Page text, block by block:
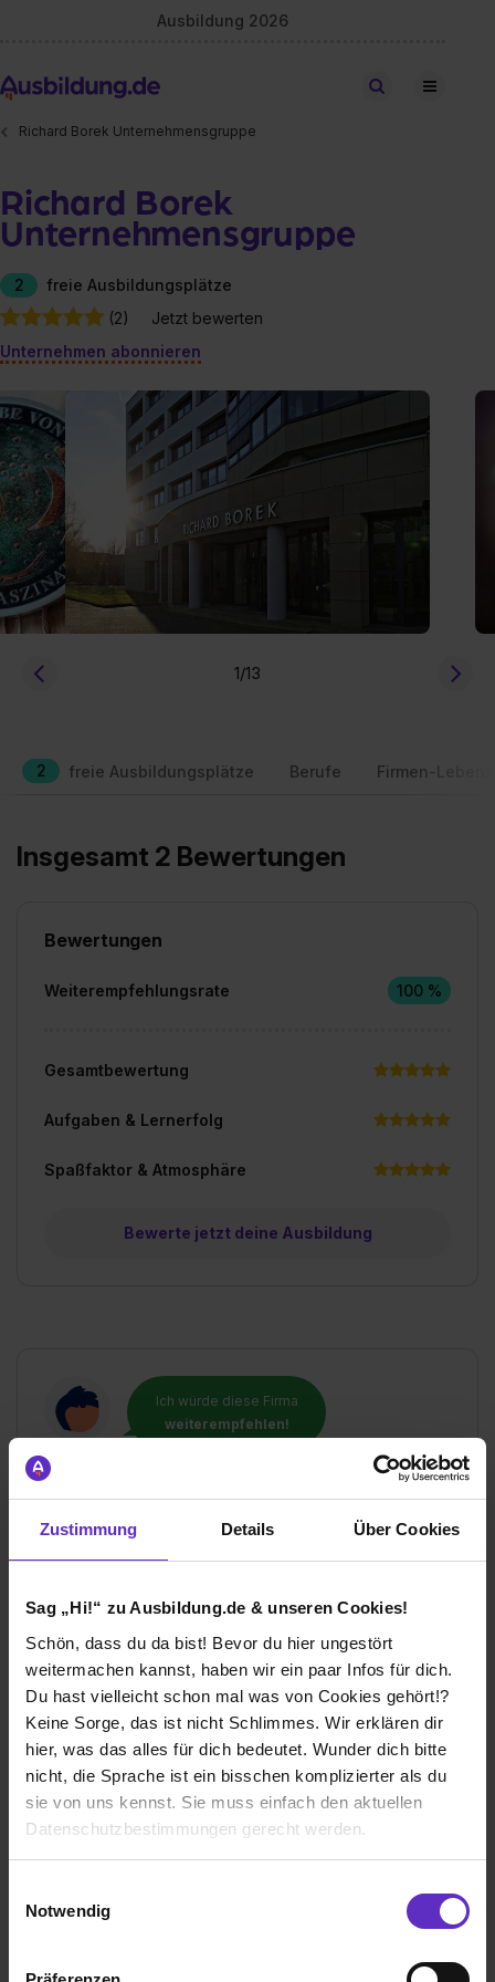
Zustimmung Details Über Cookies
Sag „Hi!“ zu Ausbildung.de & unseren Cookies!
Schön, dass du da bist! Bevor du hier ungestört
weitermachen kannst, haben wir ein paar Infos für dich.
Du hast vielleicht schon mal was von Cookies gehört!?
Keine Sorge, das ist nicht Schlimmes. Wir erklären dir
hier, was das alles für dich bedeutet. Wunder dich bitte
nicht, die Sprache ist ein bisschen komplizierter als du
sie von uns kennst. Sie muss einfach den aktuellen
Datenschutzbestimmungen gerecht werden.
Notwendig
Ausbildung 2026
Stellen finden
Richard Borek Unternehmensgruppe
Richard Borek
Unternehmensgruppe
2
freie Ausbildungsplätze
(2)
Jetzt bewerten
Unternehmen abonnieren
1/13
2 freie Ausbildungsplätze Berufe Firmen-
Insgesamt 2 Bewertungen
Ich würde diese Firma
weiterempfehlen!
Die Aufgaben sind vielfältig und keineswegs langweilig.
Wie gefällt dir dein Ausbildungsberuf?
Bisher gefällt mir mein Ausbildungsberuf sehr gut, ich
denke dass es ein Berufsfeld mit Zukunft ist und die
Lehrinhalte dementsprechend sinnvoll festgelegt
wurden.
Richard Borek Unternehmensgruppe
7 Std. pro Tag
Bewertungen
Weiterempfehlungsrate 100 %
Gesamtbewertung
Aufgaben & Lernerfolg
Spaßfaktor & Atmosphäre
Bewerte jetzt deine Ausbildung